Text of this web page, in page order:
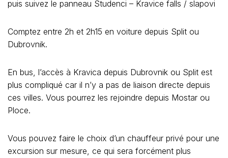
puis suivez le panneau Studenci – Kravice falls / slapovi
Comptez entre 2h et 2h15 en voiture depuis Split ou
Dubrovnik.
En bus, l’accès à Kravica depuis Dubrovnik ou Split est
plus compliqué car il n’y a pas de liaison directe depuis
ces villes. Vous pourrez les rejoindre depuis Mostar ou
Ploce.
Vous pouvez faire le choix d’un chauffeur privé pour une
excursion sur mesure, ce qui sera forcément plus